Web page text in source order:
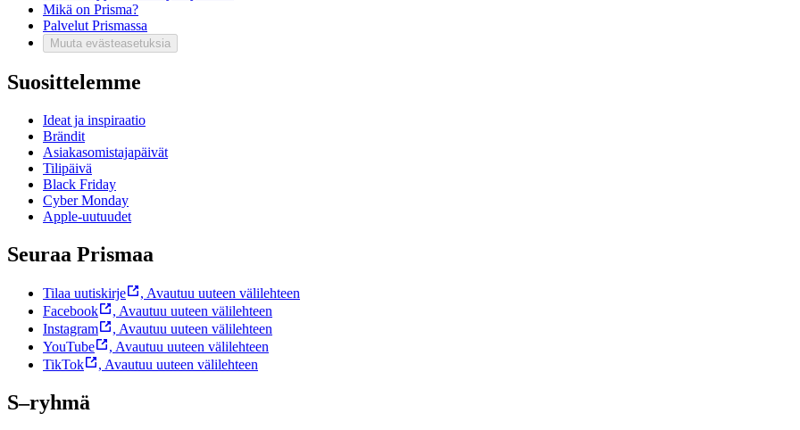
Mikä on Prisma?
Palvelut Prismassa
Muuta evästeasetuksia
Suosittelemme
Ideat ja inspiraatio
Brändit
Asiakasomistajapäivät
Tilipäivä
Black Friday
Cyber Monday
Apple-uutuudet
Seuraa Prismaa
Tilaa uutiskirje , Avautuu uuteen välilehteen
Facebook
, Avautuu uuteen välilehteen
Instagram
, Avautuu uuteen välilehteen
YouTube
, Avautuu uuteen välilehteen
TikTok
, Avautuu uuteen välilehteen
S–ryhmä